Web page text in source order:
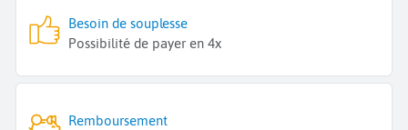
Besoin de souplesse
Possibilité de payer en 4x
Remboursement